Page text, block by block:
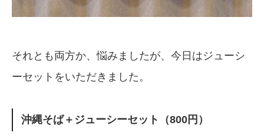
それとも両方か、悩みましたが、今日はジューシ
ーセットをいただきました。
沖縄そば＋ジューシーセット（800円）